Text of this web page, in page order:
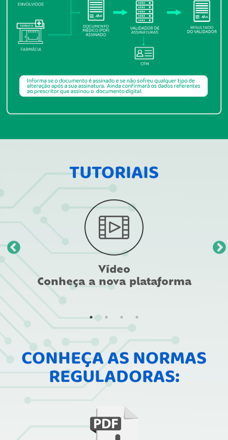
TUTORIAIS
Vídeo
Conheça a nova plataforma
CONHEÇA AS NORMAS
REGULADORAS: